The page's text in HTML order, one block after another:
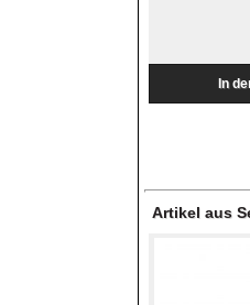
Artikel aus